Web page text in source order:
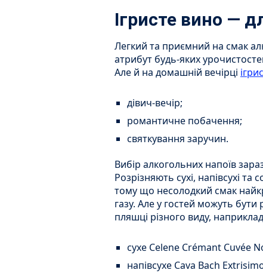
Ігристе вино —
Легкий та приємний на смак
атрибут будь-яких
Але й на домашній вечірці
дівич-вечір;
романтичне побачення;
святкування заручин.
Вибір алкогольних напоїв
Розрізняють сухі, напівсухі та
тому що несолодкий смак
газу. Але у гостей можуть
пляшці різного виду,
сухе Celene Crémant Cuvée
напівсухе Cava Bach